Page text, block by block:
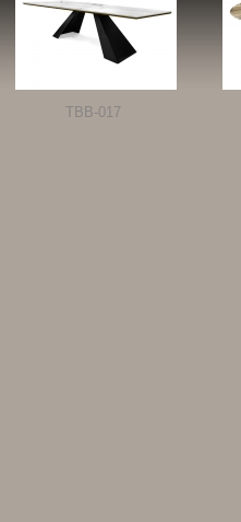
TBB-017